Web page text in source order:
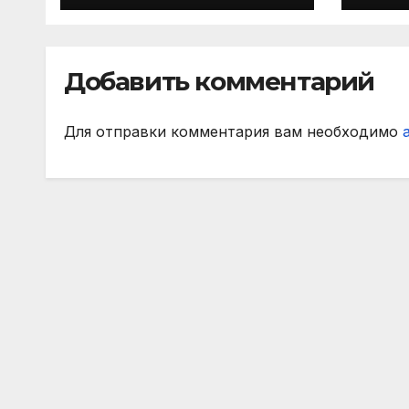
сборную 2‑го тура
МАТЧ ПРЕМЬЕР
Добавить комментарий
Для отправки комментария вам необходимо